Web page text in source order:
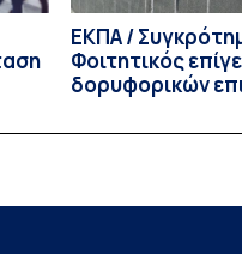
ΕΚΠΑ /
Φοιτητικός
δορυφορικών